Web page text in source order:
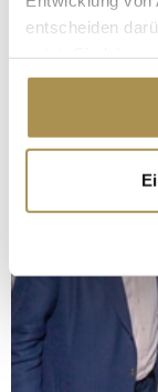
entscheiden
Cookie-
Trigger Symbol
erfassen,
Erfahren Sie
verarbeitet
Abschnitt